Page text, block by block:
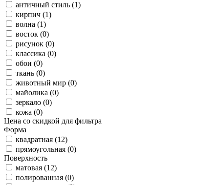
античный стиль (1)
кирпич (1)
волна (1)
восток (0)
рисунок (0)
классика (0)
обои (0)
ткань (0)
животный мир (0)
майолика (0)
зеркало (0)
кожа (0)
Цена со скидкой для фильтра
Форма
квадратная (12)
прямоугольная (0)
Поверхность
матовая (12)
полированная (0)